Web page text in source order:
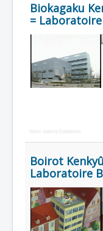
Générique
Catégorie
Base héroïque
Biokagaku
=
More Joomla Extensions
Boirot
Laboratoire